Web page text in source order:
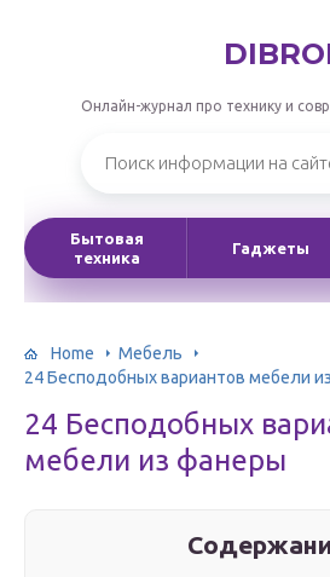
Онлайн-журнал про технику и
Бытовая
техника
Гаджеты
Home
Мебель
24 Бесподобных вариантов мебели
24 Бесподобных
мебели из фанеры